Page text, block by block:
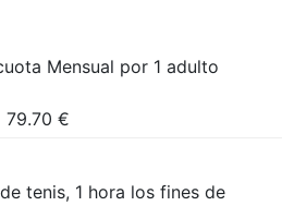
Mensual por 1 adulto
79.70 €
tenis, 1 hora los fines de